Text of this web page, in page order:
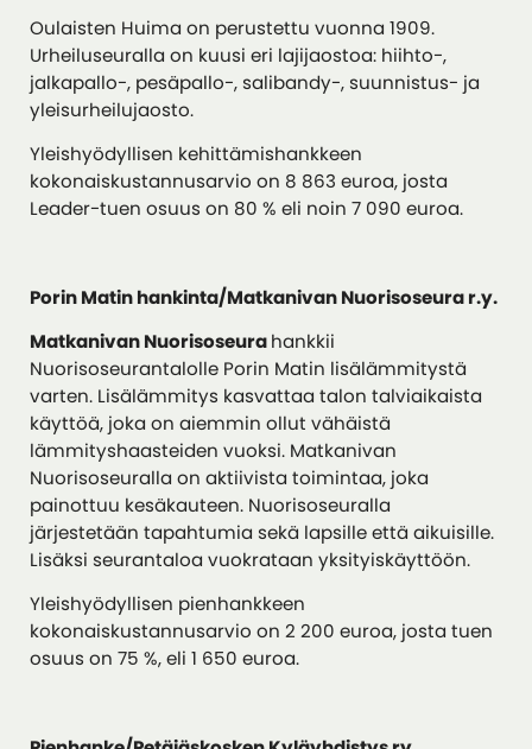
Oulaisten Huima on perustettu vuonna 1909.
Urheiluseuralla on kuusi eri lajijaostoa: hiihto-,
jalkapallo-, pesäpallo-, salibandy-, suunnistus- ja
yleisurheilujaosto.
Yleishyödyllisen kehittämishankkeen
kokonaiskustannusarvio on 8 863 euroa, josta
Leader-tuen osuus on 80 % eli noin 7 090 euroa.
Porin Matin hankinta/Matkanivan Nuorisoseura r.y.
Matkanivan Nuorisoseurahankkii
Nuorisoseurantalolle Porin Matin lisälämmitystä
varten. Lisälämmitys kasvattaa talon talviaikaista
käyttöä, joka on aiemmin ollut vähäistä
lämmityshaasteiden vuoksi. Matkanivan
Nuorisoseuralla on aktiivista toimintaa, joka
painottuu kesäkauteen. Nuorisoseuralla
järjestetään tapahtumia sekä lapsille että aikuisille.
Lisäksi seurantaloa vuokrataan yksityiskäyttöön.
Yleishyödyllisen pienhankkeen
kokonaiskustannusarvio on 2 200 euroa, josta tuen
osuus on 75 %, eli 1 650 euroa.